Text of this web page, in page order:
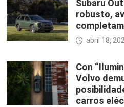
Subaru
robusto,
abril 18,
Con
Volvo
carros